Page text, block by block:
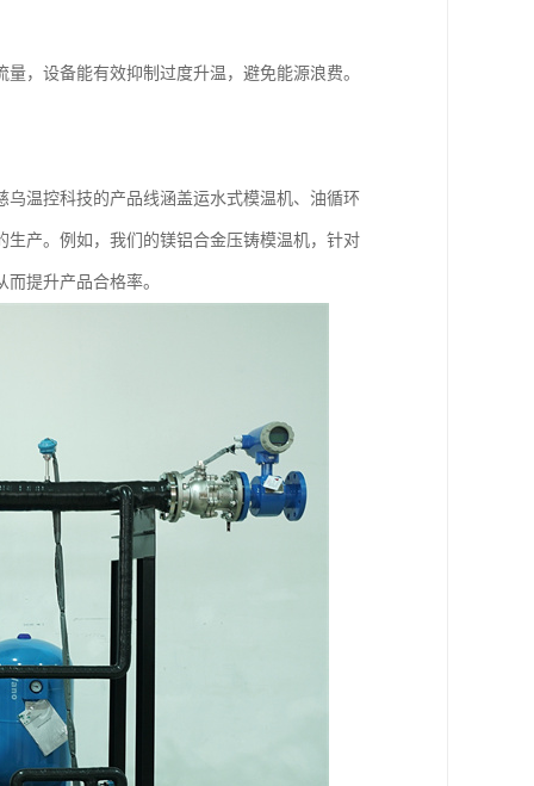
，设备能有效抑制过度升温，避免能源浪费。
温控科技的产品线涵盖运水式模温机、油循环
产。例如，我们的镁铝合金压铸模温机，针对
提升产品合格率。